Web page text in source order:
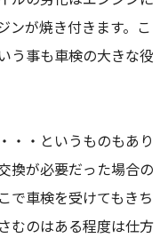
ンが焼き付きます。こ
う事も車検の大きな役
・・というものもあり
換が必要だった場合の
で車検を受けてもきち
むのはある程度は仕方